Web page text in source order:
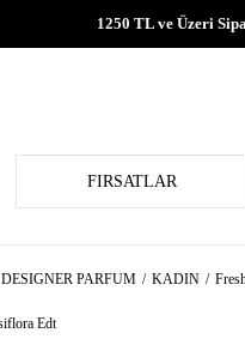
1250 TL ve Üzeri
FIRSATLAR
DESIGNER PARFUM KADIN